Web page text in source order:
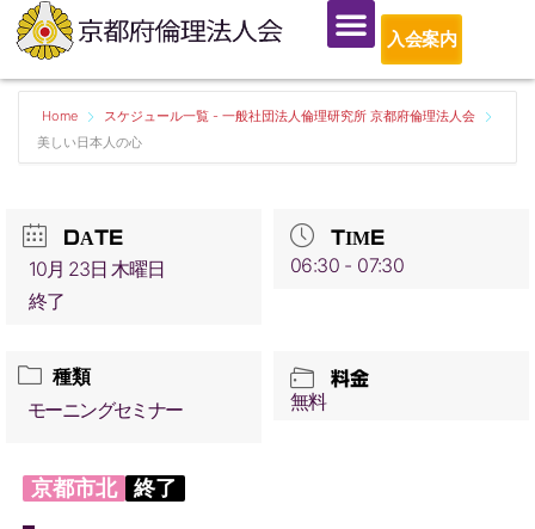
入会案内
Home
スケジュール一覧 - 一般社団法人倫理研究所 京都府倫理法人会
美しい日本人の心
DATE
10月 23日 木曜日
終了
TIME
06:30 - 07:30
種類
モーニングセミナー
料金
無料
京都市北 終了